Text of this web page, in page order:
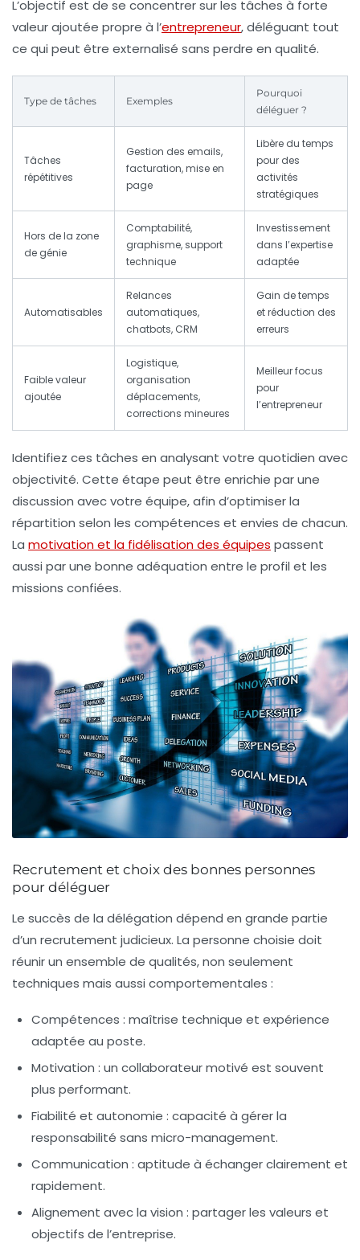
L’objectif est de se concentrer sur les tâches à forte
valeur ajoutée propre à l’entrepreneur, déléguant tout
ce qui peut être externalisé sans perdre en qualité.
Type de tâches Exemples
Pourquoi
déléguer ?
Tâches
répétitives
Gestion des emails,
facturation, mise en
page
Libère du temps
pour des
activités
stratégiques
Hors de la zone
de génie
Comptabilité,
graphisme, support
technique
Investissement
dans l’expertise
adaptée
Automatisables
Relances
automatiques,
chatbots, CRM
Gain de temps
et réduction des
erreurs
Faible valeur
ajoutée
Logistique,
organisation
déplacements,
corrections mineures
Meilleur focus
pour
l’entrepreneur
Identifiez ces tâches en analysant votre quotidien avec
objectivité. Cette étape peut être enrichie par une
discussion avec votre équipe, afin d’optimiser la
répartition selon les compétences et envies de chacun.
La motivation et la fidélisation des équipes passent
aussi par une bonne adéquation entre le profil et les
missions confiées.
Recrutement et choix des bonnes personnes
pour déléguer
Le succès de la délégation dépend en grande partie
d’un recrutement judicieux. La personne choisie doit
réunir un ensemble de qualités, non seulement
techniques mais aussi comportementales :
Compétences : maîtrise technique et expérience
adaptée au poste.
Motivation : un collaborateur motivé est souvent
plus performant.
Fiabilité et autonomie : capacité à gérer la
responsabilité sans micro-management.
Communication : aptitude à échanger clairement et
rapidement.
Alignement avec la vision : partager les valeurs et
objectifs de l’entreprise.